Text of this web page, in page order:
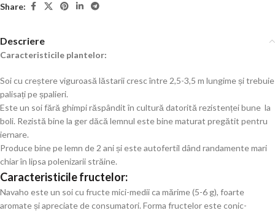
Share:
Descriere
Caracteristicile plantelor:
Soi cu creștere viguroasă lăstarii cresc între 2,5-3,5 m lungime și trebuie
palisați pe șpalieri.
Este un soi fără ghimpi răspândit în cultură datorită rezistenței bune la
boli. Rezistă bine la ger dăcă lemnul este bine maturat pregătit pentru
iernare.
Produce bine pe lemn de 2 ani și este autofertil dând randamente mari
chiar în lipsa polenizarii străine.
Caracteristicile fructelor:
Navaho este un soi cu fructe mici-medii ca mărime (5-6 g), foarte
aromate și apreciate de consumatori. Forma fructelor este conic-